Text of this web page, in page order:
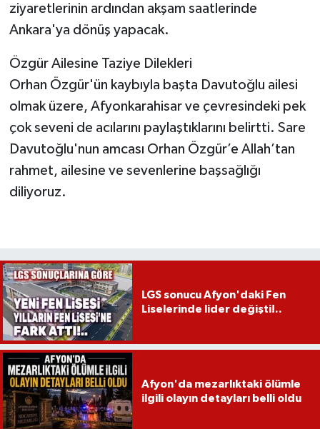
ziyaretlerinin ardından akşam saatlerinde
Ankara'ya dönüş yapacak.
Özgür Ailesine Taziye Dilekleri
Orhan Özgür'ün kaybıyla başta Davutoğlu ailesi
olmak üzere, Afyonkarahisar ve çevresindeki pek
çok seveni de acılarını paylaştıklarını belirtti. Sare
Davutoğlu'nun amcası Orhan Özgür’e Allah’tan
rahmet, ailesine ve sevenlerine başsağlığı
diliyoruz.
LGS sonucu Afyon'daki Fen
Liselerinde lider değişti!..
Afyon'da mezarlıktaki ölümle
ilgili olayın detayları belli oldu